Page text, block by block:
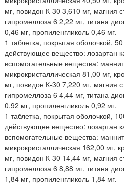
мг, повидон К-30 3,610 мг, магния
гипромеллоза 6 2,22 мг, титана
0,46 мг, пропиленгликоль 0,46 мг.
1 таблетка, покрытая оболочкой,
действующее вещество: лозартан
вспомогательные вещества:
микрокристаллическая 81,00 мг,
мг, повидон К-30 7,220 мг, магния
гипромеллоза 6 4,44 мг, титана
0,92 мг, пропиленгликоль 0,92 мг.
1 таблетка, покрытая оболочкой,
действующее вещество: лозартан
вспомогательные вещества:
микрокристаллическая 162,00 мг,
мг, повидон К-30 14,44 мг, магния
гипромеллоза 6 8,88 мг, титана
1,84 мг, пропиленгликоль 1,84 мг.